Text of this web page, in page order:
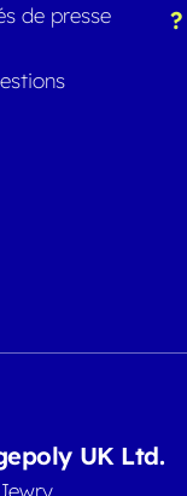
de presse
?
UK Ltd.